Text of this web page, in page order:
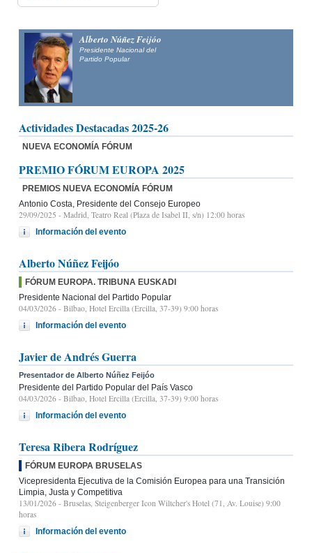
Alberto Núñez Feijóo
Presidente Nacional del
Partido Popular
Actividades Destacadas 2025-26
NUEVA ECONOMÍA FÓRUM
PREMIO FÓRUM EUROPA 2025
PREMIOS NUEVA ECONOMÍA FÓRUM
Antonio Costa, Presidente del Consejo Europeo
29/09/2025 - Madrid, Teatro Real (Plaza de Isabel II, s/n) 12:00 horas
Información del evento
Alberto Núñez Feijóo
FÓRUM EUROPA. TRIBUNA EUSKADI
Presidente Nacional del Partido Popular
04/03/2026 - Bilbao, Hotel Ercilla (Ercilla, 37-39) 9:00 horas
Información del evento
Javier de Andrés Guerra
Presentador de Alberto Núñez Feijóo
Presidente del Partido Popular del País Vasco
04/03/2026 - Bilbao, Hotel Ercilla (Ercilla, 37-39) 9:00 horas
Información del evento
Teresa Ribera Rodríguez
FÓRUM EUROPA BRUSELAS
Vicepresidenta Ejecutiva de la Comisión Europea para una Transición
Limpia, Justa y Competitiva
13/01/2026 - Bruselas, Steigenberger Icon Wiltcher's Hotel (71, Av. Louise) 9:00
horas
Información del evento